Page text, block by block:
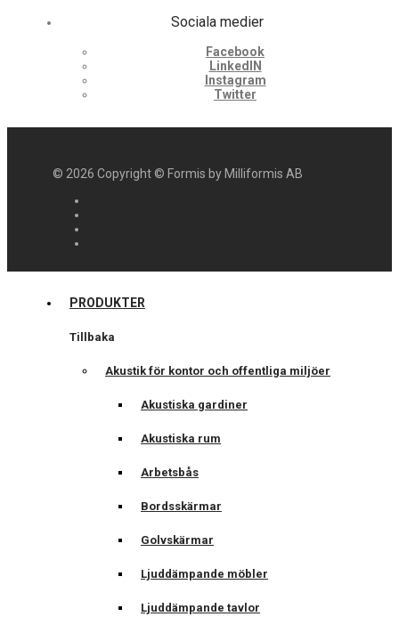
Sociala medier
Facebook
LinkedIN
Instagram
Twitter
© 2026 Copyright © Formis by Milliformis AB
PRODUKTER
Tillbaka
Akustik för kontor och offentliga miljöer
Akustiska gardiner
Akustiska rum
Arbetsbås
Bordsskärmar
Golvskärmar
Ljuddämpande möbler
Ljuddämpande tavlor